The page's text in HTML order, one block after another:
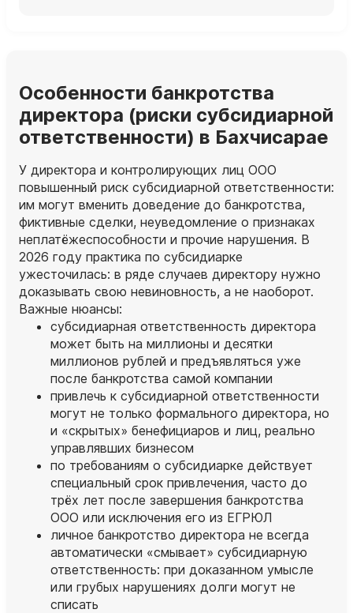
Особенности банкротства
директора (риски субсидиарной
ответственности) в Бахчисарае
У директора и контролирующих лиц ООО
повышенный риск субсидиарной ответственности:
им могут вменить доведение до банкротства,
фиктивные сделки, неуведомление о признаках
неплатёжеспособности и прочие нарушения. В
2026 году практика по субсидиарке
ужесточилась: в ряде случаев директору нужно
доказывать свою невиновность, а не наоборот.
Важные нюансы:
субсидиарная ответственность директора
может быть на миллионы и десятки
миллионов рублей и предъявляться уже
после банкротства самой компании
привлечь к субсидиарной ответственности
могут не только формального директора, но
и «скрытых» бенефициаров и лиц, реально
управлявших бизнесом
по требованиям о субсидиарке действует
специальный срок привлечения, часто до
трёх лет после завершения банкротства
ООО или исключения его из ЕГРЮЛ
личное банкротство директора не всегда
автоматически «смывает» субсидиарную
ответственность: при доказанном умысле
или грубых нарушениях долги могут не
списать